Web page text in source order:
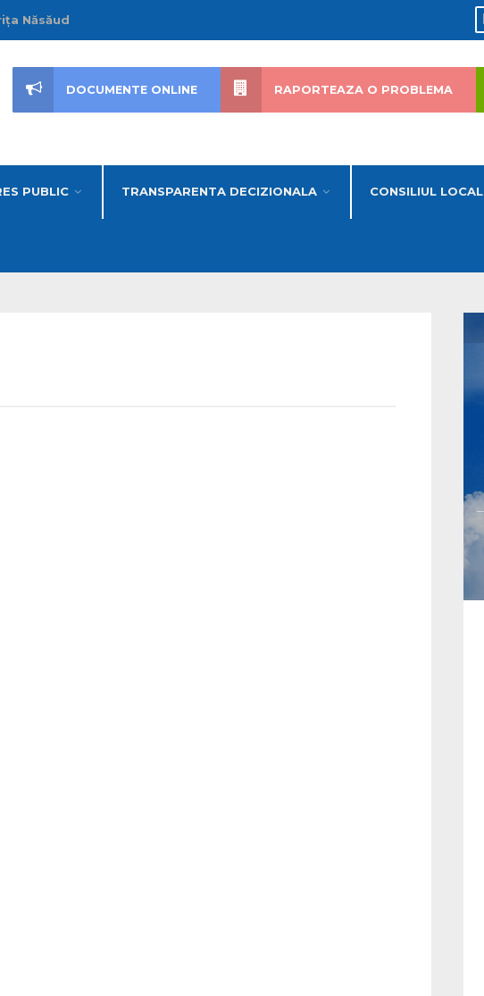
Năsăud
PUBLIC TRANSPARENTA DECIZIONALA CONSILIUL LOCAL
DOCUMENTE ONLINE RAPORTEAZA O PROBLEMA